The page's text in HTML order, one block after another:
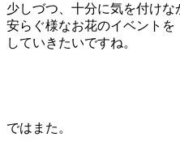
少しづつ、十分に気を付け
安らぐ様なお花のイベントを
していきたいですね。
ではまた。